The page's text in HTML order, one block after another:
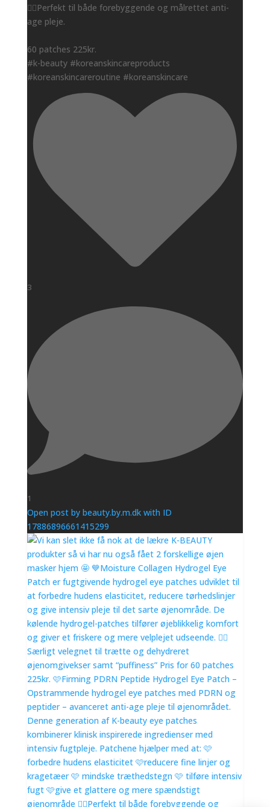
👌🏻Perfekt til både forebyggende og målrettet anti-
age pleje.
60 patches 225kr.
#k-beauty #koreanskincareproducts
#koreanskincareroutine #koreanskincare
3
1
Open post by beauty.by.m.dk with ID
17886896661415299